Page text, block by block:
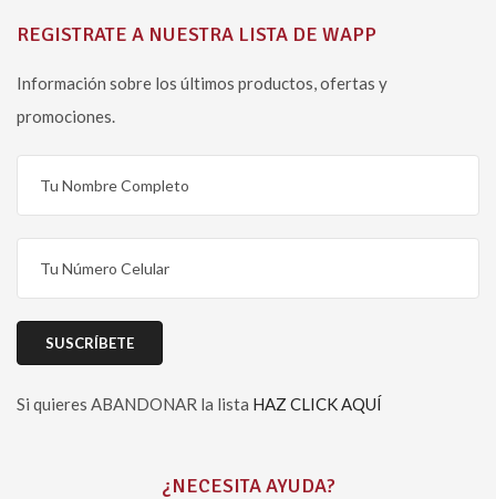
REGISTRATE A NUESTRA LISTA DE WAPP
Información sobre los últimos productos, ofertas y
promociones.
Si quieres ABANDONAR la lista HAZ CLICK AQUÍ
¿NECESITA AYUDA?